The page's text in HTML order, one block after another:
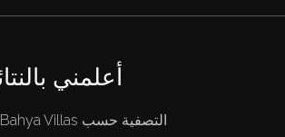
أعلمني
التصفية حسب Bahya Villas: